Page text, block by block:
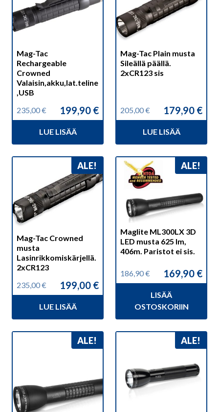
Mag-Tac
Rechargeable
Crowned
Valaisin,akku,lat.teline
,USB
235,00€
Alkuperäinen
235,00 €.
199,90 €
Nykyinen
199,90 €.
LUE LISÄÄ
Mag-Tac Plain musta
Sileällä päällä.
2xCR123 sis
205,00€
Alkuperäinen
205,00 €.
179,90 €
Nykyinen
179,90 €.
LUE LISÄÄ
ALE!
Mag-Tac Crowned
musta
Lasinrikkomiskärjellä.
2xCR123
235,00€
Alkuperäinen
hinta
235,00 €.
199,00 €
Nykyinen
hinta
199,00 €.
LUE LISÄÄ
ALE!
Maglite ML300LX 3D
LED musta 625 lm,
406m. Paristot ei sis.
186,90€
Alkuperäinen
hinta
186,90 €.
169,90 €
Nykyinen
hinta
169,90 €.
LISÄÄ
OSTOSKORIIN
ALE! ALE!